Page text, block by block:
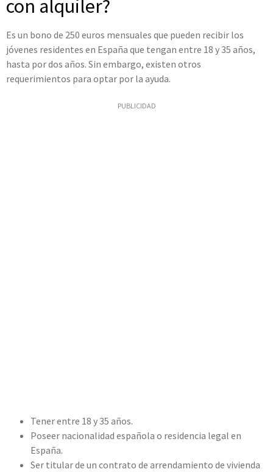
con alquiler?
Es un bono de 250 euros mensuales que pueden recibir los
jóvenes residentes en España que tengan entre 18 y 35 años,
hasta por dos años. Sin embargo, existen otros
requerimientos para optar por la ayuda.
PUBLICIDAD
Tener entre 18 y 35 años.
Poseer nacionalidad española o residencia legal en
España.
Ser titular de un contrato de arrendamiento de vivienda